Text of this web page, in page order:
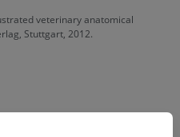
veterinary anatomical
Stuttgart, 2012.